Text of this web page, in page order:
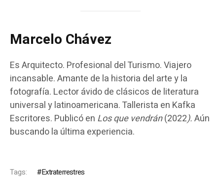
Marcelo Chávez
Es Arquitecto. Profesional del Turismo. Viajero
incansable. Amante de la historia del arte y la
fotografía. Lector ávido de clásicos de literatura
universal y latinoamericana. Tallerista en Kafka
Escritores. Publicó en Los que vendrán(2022).Aún
buscando la última experiencia.
Tags: Extraterrestres